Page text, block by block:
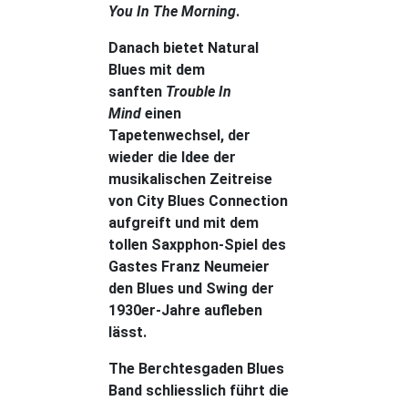
You In The Morning.
Danach bietet Natural
Blues mit dem
sanften Trouble In
Mind einen
Tapetenwechsel, der
wieder die Idee der
musikalischen Zeitreise
von City Blues Connection
aufgreift und mit dem
tollen Saxpphon-Spiel des
Gastes Franz Neumeier
den Blues und Swing der
1930er-Jahre aufleben
lässt.
The Berchtesgaden Blues
Band schliesslich führt die